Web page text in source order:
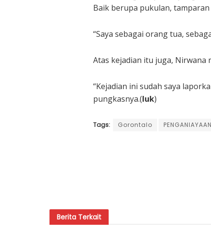
Baik berupa pukulan,
“Saya sebagai orang tua,
Atas kejadian itu juga, Nirwana
“Kejadian ini sudah saya
pungkasnya.(luk)
Tags: Gorontalo PENGANIAYAAN
Berita Terkait